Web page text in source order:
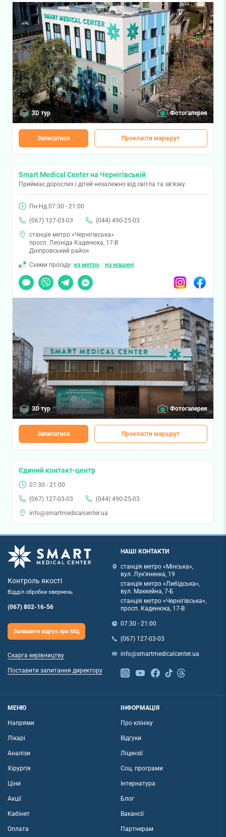
3D тур Фотогалерея
Записатися Прокласти маршрут
Smart Medical Center на Чернігівській
Приймає дорослих і дітей незалежно від світла та зв'язку
Пн-Нд 07:30 - 21:00
(067) 127-03-03
(044) 490-25-03
станція метро «Чернігівська»
просп. Леоніда Каденюка, 17-В
Дніпровський район
Схеми проїзду: на метро / на машині
Чат
Viber TelegramMessenger InstagramFacebook
3D тур Фотогалерея
Записатися Прокласти маршрут
Єдиний контакт-центр
07:30 - 21:00
(067) 127-03-03
(044) 490-25-03
info@smartmedicalcenter.ua
Контроль якості
Відділ обробки звернень
(067) 802-16-56
Залишити відгук про МЦ
Скарга керівництву
Поставити запитання директору
НАШІ КОНТАКТИ
станція метро «Мінська»,
вул. Лук'яненка, 19
станція метро «Либідська»,
вул. Маккейна, 7-Б
станція метро «Чернігівська»,
просп. Каденюка, 17-В
07:30 - 21:00
(067) 127-03-03
info@smartmedicalcenter.ua
МЕНЮ
Напрями
Лікарі
Аналізи
Хірургія
Ціни
Акції
Кабінет
Оплата
ІНФОРМАЦІЯ
Про клініку
Відгуки
Ліцензії
Соц. програми
Інтернатура
Блог
Вакансії
Партнерам